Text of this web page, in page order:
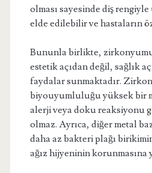
olması sayesinde diş
elde edilebilir ve hastaların
Bununla birlikte,
estetik açıdan değil, sağlık
faydalar sunmaktadır.
biyouyumluluğu yüksek bir
alerji veya doku reaksiyonu
olmaz. Ayrıca, diğer metal
daha az bakteri plağı
ağız hijyeninin korunmasına